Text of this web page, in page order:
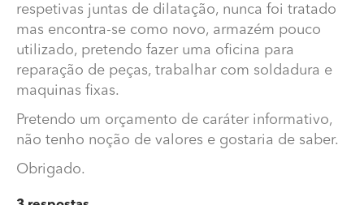
Poderia ter um orçamento de caráter informativo de
respetivas juntas de dilatação, nunca foi tratado
mas encontra-se como novo, armazém pouco
utilizado, pretendo fazer uma oficina para
reparação de peças, trabalhar com soldadura e
maquinas fixas.
Pretendo um orçamento de caráter informativo,
não tenho noção de valores e gostaria de saber.
Obrigado.